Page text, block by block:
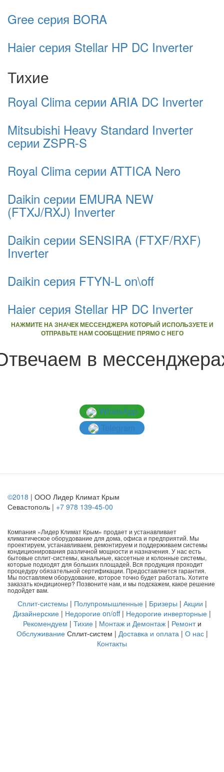
Gree серия BORA
Haier серия Stellar HP DC Inverter
Тихие
Royal Clima серии ARIA DC Inverter
Mitsubishi Heavy Standard Inverter
серии ZSPR-S
Royal Clima серии ATTICA Nero
Daikin серии EMURA NEW
(FTXJ/RXJ) Inverter
Daikin серии SENSIRA (FTXF/RXF)
Inverter
Daikin серия FTYN-L on\off
Haier серия Stellar HP DC Inverter
НАЖМИТЕ НА ЗНАЧЕК МЕССЕНДЖЕРА КОТОРЫЙ ИСПОЛЬЗУЕТЕ И
ОТПРАВЬТЕ НАМ СООБЩЕНИЕ ПРЯМО С НЕГО
в
WhatsApp
©2018 | ООО Лидер Климат Крым
Севастополь | +7 978 139-45-00
Компания «Лидер Климат Крым» продает и устанавливает
климатическое оборудование для дома, офиса и предприятий. Мы
проектируем, устанавливаем, ремонтируем и поддерживаем системы
кондиционирования различной мощности и назначения. У нас есть
бытовые сплит-системы, канальные, кассетные и колонные системы,
которые подходят для больших площадей. Вся продукция проходит
процедуру обязательной сертификации. Предоставляется гарантия.
Мы поставляем оборудование, которое точно будет работать. Хотите
заказать кондиционер? Позвоните нам, и мы подскажем, какое решение
подойдет вам.
Сплит-системы | Полупромышленные| Бризеры | Акции |
Дизайнерские | Недорогие on/off| Недорогие инверторные |
Рекомендуем | Тихие| Монтаж и Демонтаж| Ремонти
ОбслуживаниеСплит-систем | Доставка и оплата| О нас|
Контакты